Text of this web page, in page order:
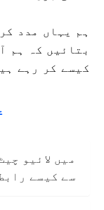
ہم یہاں مدد
بتائیں کہ ہم
کیسے کر رہے
سے کیسے